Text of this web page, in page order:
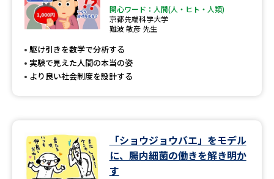
関心ワード：人間(人・ヒト・人類)
京都先端科学大学
難波 敏彦 先生
駆け引きを数学で分析する
実験で見えた人間の本当の姿
より良い社会制度を設計する
「ショウジョウバエ」をモデル
に、腸内細菌の働きを解き明か
す